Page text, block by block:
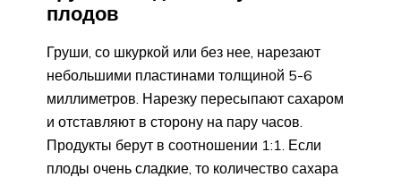
плодов
Груши, со шкуркой или без нее, нарезают
небольшими пластинами толщиной 5-6
миллиметров. Нарезку пересыпают сахаром
и отставляют в сторону на пару часов.
Продукты берут в соотношении 1:1. Если
плоды очень сладкие, то количество сахара